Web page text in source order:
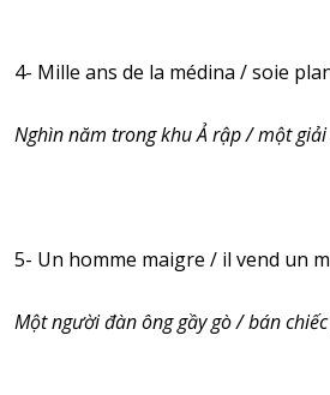
4- Mille ans de la médina / soie
Nghìn năm trong khu Ả rập / một
5- Un homme maigre / il vend un
Một người đàn ông gầy gò / bán